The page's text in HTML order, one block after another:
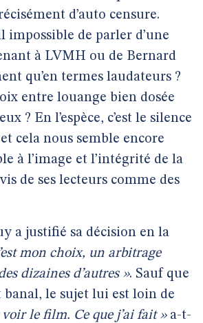
d’auto censure.
impossible de parler d’une
à LVMH ou de Bernard
qu’en termes laudateurs ?
entre louange bien dosée
? En l’espèce, c’est le silence
cela nous semble encore
à l’image et l’intégrité de la
de ses lecteurs comme des
a justifié sa décision en la
mon choix, un arbitrage
dizaines d’autres ». Sauf que
banal, le sujet lui est loin de
le film. Ce que j’ai fait »a-t-